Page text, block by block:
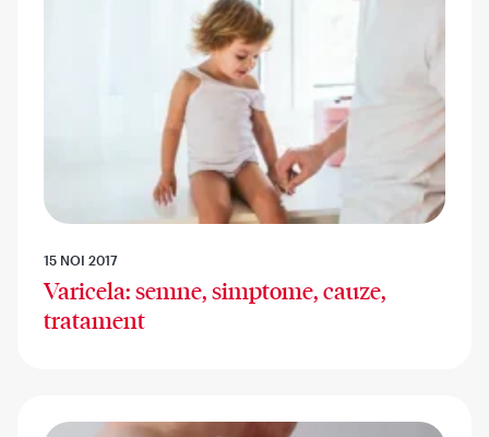
15 NOI 2017
Varicela: semne, simptome, cauze,
tratament